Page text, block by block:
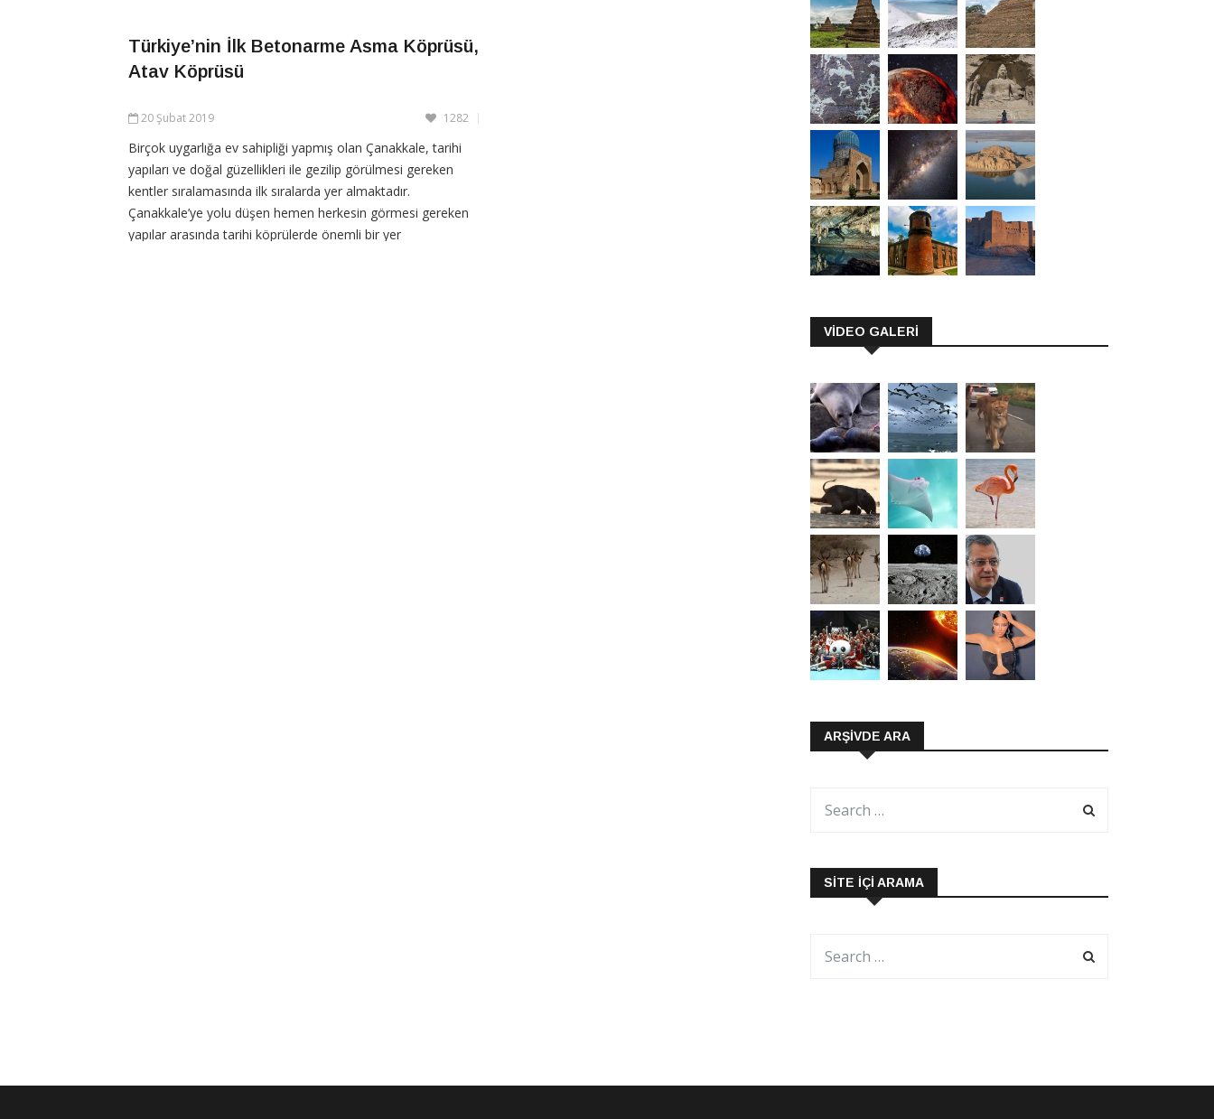
Türkiye’nin İlk Betonarme Asma Köprüsü,
Atav Köprüsü
20 Şubat 2019 1282
Birçok uygarlığa ev sahipliği yapmış olan Çanakkale, tarihi
yapıları ve doğal güzellikleri ile gezilip görülmesi gereken
kentler sıralamasında ilk sıralarda yer almaktadır.
Çanakkale’ye yolu düşen hemen herkesin görmesi gereken
yapılar arasında tarihi köprülerde önemli bir yer
VİDEO GALERİ
ARŞIVDE ARA
SITE İÇI ARAMA